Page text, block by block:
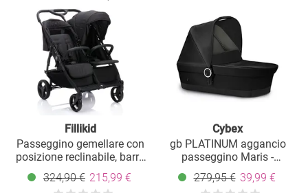
Fillikid
Passeggino gemellare con
posizione reclinabile, barra
di sicurezza per seduta
solo 12,3 kg e larghezza 70
324,90 € 215,99 €
Cybex
gb PLATINUM aggancio
passeggino Maris -
Monument Black
279,95 € 39,99 €